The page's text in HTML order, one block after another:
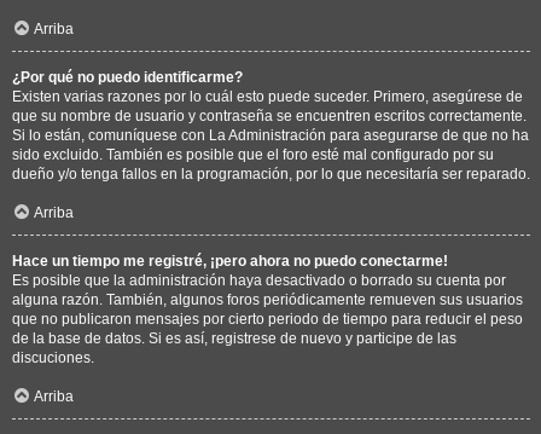
Arriba
¿Por qué no puedo identificarme?
Existen varias razones por lo cuál esto puede suceder. Primero, asegúrese de
que su nombre de usuario y contraseña se encuentren escritos correctamente.
Si lo están, comuníquese con La Administración para asegurarse de que no ha
sido excluido. También es posible que el foro esté mal configurado por su
dueño y/o tenga fallos en la programación, por lo que necesitaría ser reparado.
Arriba
Hace un tiempo me registré, ¡pero ahora no puedo conectarme!
Es posible que la administración haya desactivado o borrado su cuenta por
alguna razón. También, algunos foros periódicamente remueven sus usuarios
que no publicaron mensajes por cierto periodo de tiempo para reducir el peso
de la base de datos. Si es así, registrese de nuevo y participe de las
discuciones.
Arriba